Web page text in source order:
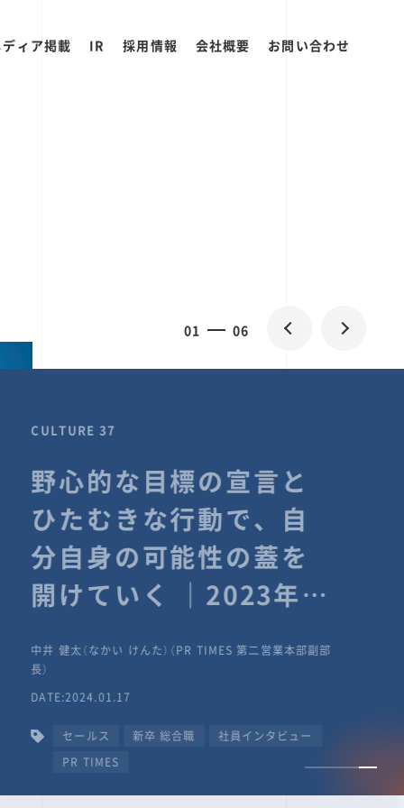
ィア掲載 IR 採用情報 会社概要 お問い合わせ
01 06
CULTURE 37
野心的な目標の宣言と
ひたむきな行動で、自
分自身の可能性の蓋を
開けていく ｜2023年度
TIMESな人たち
中井 健太（なかい けんた）（PR TIMES 第二営業本部副部
DATE:2024.01.17
セールス 新卒 総合職
社員インタビュー
PR TIMES